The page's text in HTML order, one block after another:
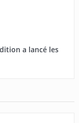
a lancé les